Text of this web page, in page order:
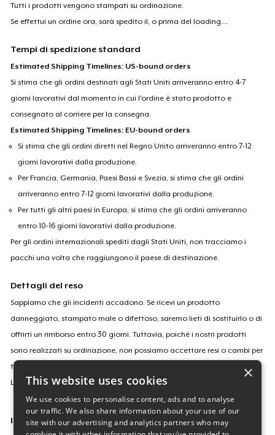
Tutti i prodotti vengono stampati su ordinazione.
Se effettui un ordine ora, sarà spedito il, o prima delloading....
Tempi di spedizione standard
Estimated Shipping Timelines: US-bound orders
Si stima che gli ordini destinati agli Stati Uniti arriveranno entro 4-7
giorni lavorativi dal momento in cui l'ordine è stato prodotto e
consegnato al corriere per la consegna.
Estimated Shipping Timelines: EU-bound orders
Si stima che gli ordini diretti nel Regno Unito arriveranno entro 7-12
giorni lavorativi dalla produzione.
Per Francia, Germania, Paesi Bassi e Svezia, si stima che gli ordini
arriveranno entro 7-12 giorni lavorativi dalla produzione.
Per tutti gli altri paesi in Europa, si stima che gli ordini arriveranno
entro 10-16 giorni lavorativi dalla produzione.
Per gli ordini internazionali spediti dagli Stati Uniti, non tracciamo i
pacchi una volta che raggiungono il paese di destinazione.
Dettagli del reso
Sappiamo che gli incidenti accadono. Se ricevi un prodotto
danneggiato, stampato male o difettoso, saremo lieti di sostituirlo o di
offrirti un rimborso entro 30 giorni. Tuttavia, poiché i nostri prodotti
sono realizzati su ordinazione, non possiamo accettare resi o cambi per
taglie o colori errati o se cambi semplicemente idea.
Leggi
quiper saperne di più sulla nostra politica di reso.
ID campagne
×
This website uses cookies
We use cookies to personalise content, ads and to analyse
our traffic. We also share information about your use of our
site with our advertising and analytics partners who may